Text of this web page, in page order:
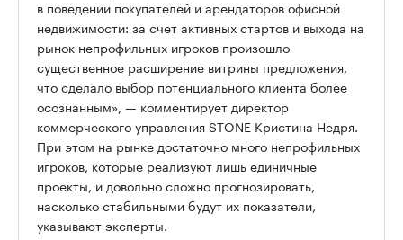
в поведении покупателей и арендаторов офисной
недвижимости: за счет активных стартов и выхода на
рынок непрофильных игроков произошло
существенное расширение витрины предложения,
что сделало выбор потенциального клиента более
осознанным», — комментирует директор
коммерческого управления STONE Кристина Недря.
При этом на рынке достаточно много непрофильных
игроков, которые реализуют лишь единичные
проекты, и довольно сложно прогнозировать,
насколько стабильными будут их показатели,
указывают эксперты.